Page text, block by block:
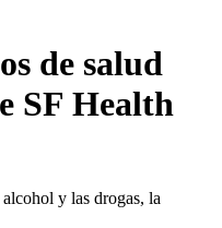
de salud
SF Health
y las drogas, la